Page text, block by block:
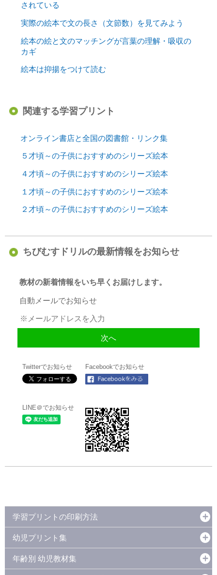
されている
実際の絵本で文の長さ（文節数）を見てみよう
絵本の絵と文のマッチングが言葉の理解・吸収の
カギ
絵本は抑揚をつけて読む
関連する学習プリント
オンライン書店と全国の図書館・リンク集
５才頃～の子供におすすめのシリーズ絵本
４才頃～の子供におすすめのシリーズ絵本
１才頃～の子供におすすめのシリーズ絵本
２才頃～の子供におすすめのシリーズ絵本
ちびむすドリルの最新情報をお知らせ
教材の新着情報をいち早くお届けします。
自動メールでお知らせ
Twitterでお知らせ Facebookでお知らせ
LINE＠でお知らせ
学習プリントの印刷方法
幼児プリント集
年齢別 幼児教材集